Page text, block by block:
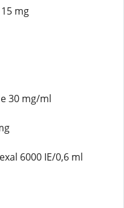
mg
30 mg/ml
6000 IE/0,6 ml